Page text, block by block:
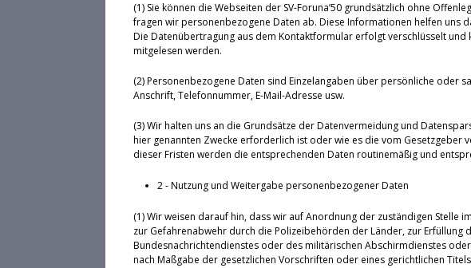
(1) Sie können die Webseiten der SV-Foruna’50 grundsätzlich ohne
fragen wir personenbezogene Daten ab. Diese Informationen helfen uns
Die Datenübertragung aus dem Kontaktformular erfolgt verschlüsselt und
mitgelesen werden.
(2) Personenbezogene Daten sind Einzelangaben über persönliche oder
Anschrift, Telefonnummer, E-Mail-Adresse usw.
(3) Wir halten uns an die Grundsätze der Datenvermeidung und
hier genannten Zwecke erforderlich ist oder wie es die vom Gesetzgeber
dieser Fristen werden die entsprechenden Daten routinemäßig und
2 - Nutzung und Weitergabe personenbezogener Daten
(1) Wir weisen darauf hin, dass wir auf Anordnung der zuständigen Stelle
zur Gefahrenabwehr durch die Polizeibehörden der Länder, zur
Bundesnachrichtendienstes oder des militärischen Abschirmdienstes
nach Maßgabe der gesetzlichen Vorschriften oder eines gerichtlichen